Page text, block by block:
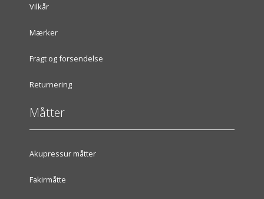
Vilkår
Mærker
Fragt og forsendelse
Returnering
Måtter
Akupressur måtter
Fakirmåtte